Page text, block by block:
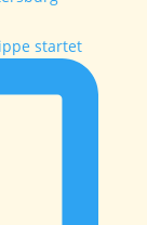
startet